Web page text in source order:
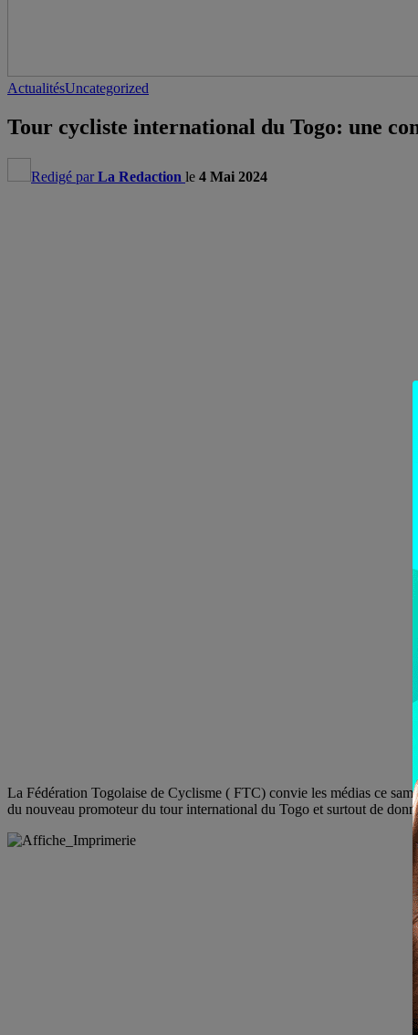
ActualitésUncategorized
Tour cycliste international du Togo: une
Redigé par La Redaction le 4 Mai 2024
La Fédération Togolaise de Cyclisme ( FTC) convie les médias ce
du nouveau promoteur du tour international du Togo et surtout de